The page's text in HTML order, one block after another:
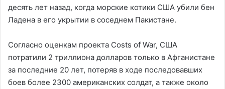
десять лет назад, когда морские котики США убили бен
Ладена в его укрытии в соседнем Пакистане.
Согласно оценкам проекта Costs of War, США
потратили 2 триллиона долларов только в Афганистане
за последние 20 лет, потеряв в ходе последовавших
боев более 2300 американских солдат, а также около